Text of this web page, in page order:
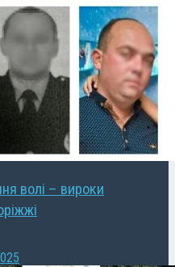
волі – вироки